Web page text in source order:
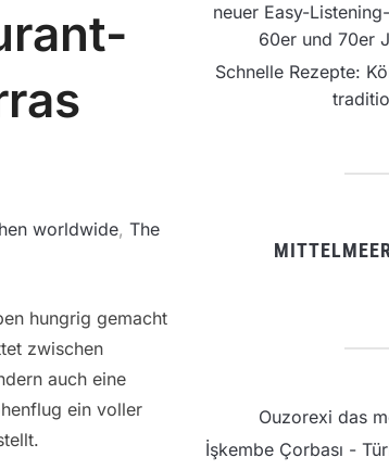
worldwide, The
hungrig gemacht
zwischen
auch eine
ein voller
neuer Easy-
60er und 70er
Schnelle Rezepte:
Ouzorexi das
İşkembe Çorbası -